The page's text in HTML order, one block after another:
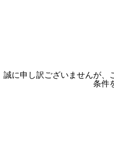
誠に申し訳ございませんが、
条件